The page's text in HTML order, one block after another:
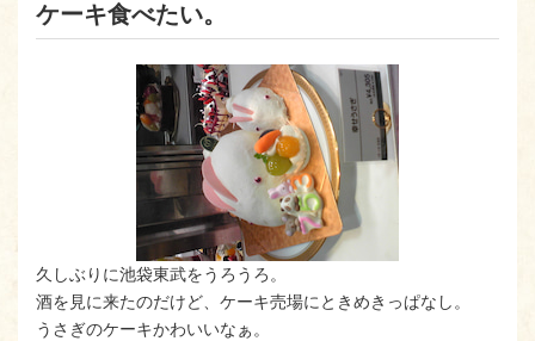
ケーキ食べたい。
久しぶりに池袋東武をうろうろ。
酒を見に来たのだけど、ケーキ売場にときめきっぱなし。
うさぎのケーキかわいいなぁ。